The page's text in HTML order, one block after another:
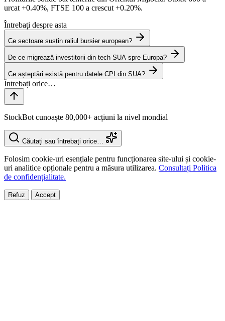
urcat +0.40%, FTSE 100 a crescut +0.20%.
Întrebați despre asta
Ce sectoare susțin raliul bursier european?
De ce migrează investitorii din tech SUA spre Europa?
Ce așteptări există pentru datele CPI din SUA?
StockBot cunoaște 80,000+ acțiuni la nivel mondial
Căutați sau întrebați orice…
Folosim cookie-uri esențiale pentru funcționarea site-ului și cookie-
uri analitice opționale pentru a măsura utilizarea. Consultați Politica
de confidențialitate.
Refuz Accept